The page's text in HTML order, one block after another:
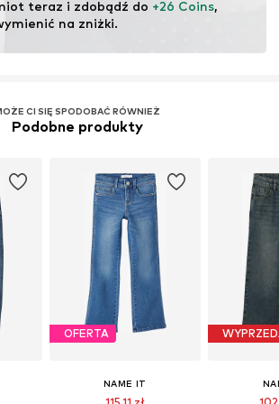
teraz i zdobądź do +26 Coins,
na zniżki.
CI SIĘ SPODOBAĆ RÓWNIEŻ
Podobne produkty
OFERTA
NAME IT